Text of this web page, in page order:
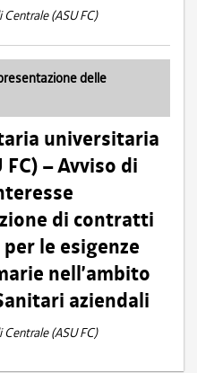
(ASU FC)
delle
universitaria
– Avviso di
di contratti
le esigenze
nell’ambito
aziendali
(ASU FC)